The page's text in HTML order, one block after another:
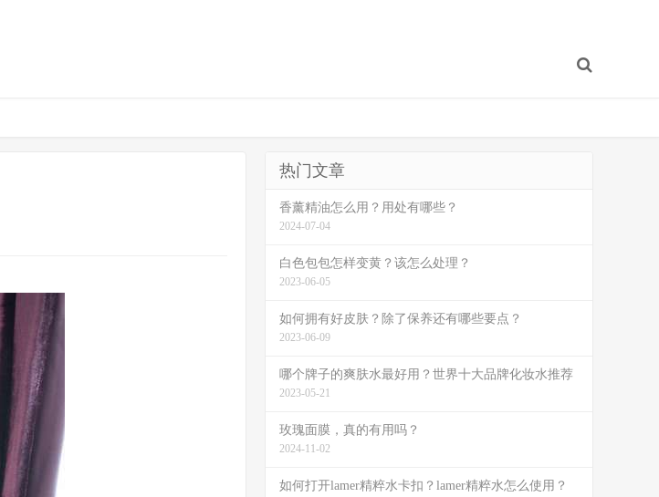
热门文章
香薰精油怎么用？用处有哪些？
2024-07-04
白色包包怎样变黄？该怎么处理？
2023-06-05
如何拥有好皮肤？除了保养还有哪些要点？
2023-06-09
哪个牌子的爽肤水最好用？世界十大品牌化妆水推荐
2023-05-21
玫瑰面膜，真的有用吗？
2024-11-02
如何打开lamer精粹水卡扣？lamer精粹水怎么使用？